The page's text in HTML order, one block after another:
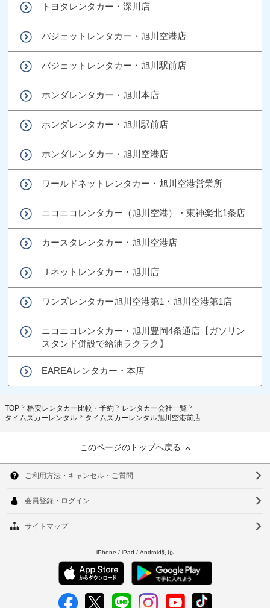
トヨタレンタカー・深川店
バジェットレンタカー・旭川空港店
バジェットレンタカー・旭川駅前店
ホンダレンタカー・旭川本店
ホンダレンタカー・旭川駅前店
ホンダレンタカー・旭川空港店
ワールドネットレンタカー・旭川空港営業所
ニコニコレンタカー（旭川空港）・東神楽北1条店
カースタレンタカー・旭川空港店
Ｊネットレンタカー・旭川店
ワンズレンタカー旭川空港第1・旭川空港第1店
ニコニコレンタカー・旭川豊岡4条通店【ガソリン
スタンド併設で給油ラクラク】
EAREAレンタカー・本店
TOP 格安レンタカー比較・予約
レンタカー会社一覧
タイムズカーレンタル
タイムズカーレンタル旭川空港前店
このページのトップへ戻る